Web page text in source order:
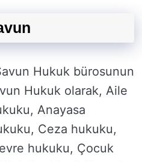
Hukuk bürosunun
Hukuk olarak, Aile
Anayasa
Ceza hukuku,
hukuku, Çocuk